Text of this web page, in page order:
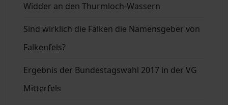
Widder an den Thurmloch-Wassern
Sind wirklich die Falken die Namensgeber von
Falkenfels?
Ergebnis der Bundestagswahl 2017 in der VG
Mitterfels